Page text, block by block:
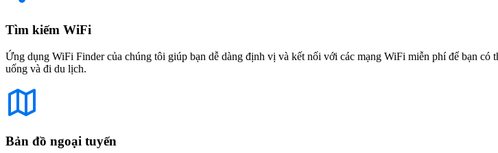
Tìm kiếm WiFi
Ứng dụng WiFi Finder của chúng tôi giúp bạn dễ dàng định vị và kết nối với các mạng WiFi miễn phí để bạn
uống và đi du lịch.
Bản đồ ngoại tuyến